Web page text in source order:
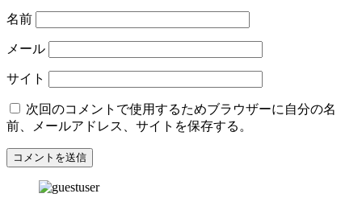
名前
メール
サイト
次回のコメントで使用するためブラウザーに自分の名
前、メールアドレス、サイトを保存する。